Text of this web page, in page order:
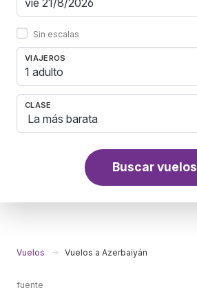
Sin escalas
VIAJEROS
1 adulto
CLASE
Buscar vuelos
Vuelos Vuelos a Azerbaiyán
fuente